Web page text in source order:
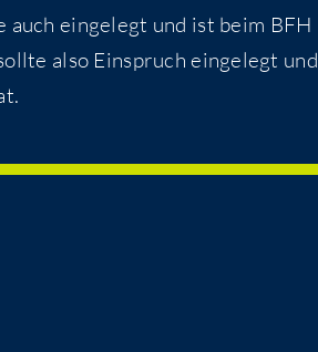
auch ein­ge­legt und ist beim BFH
also Ein­spruch ein­ge­legt und